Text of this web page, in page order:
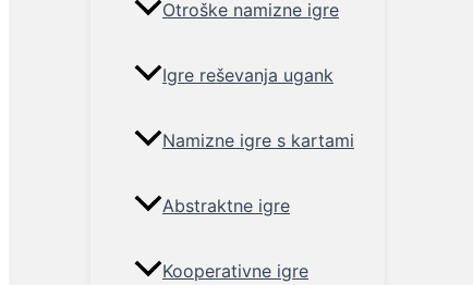
Otroške namizne igre
Igre reševanja ugank
Namizne igre s kartami
Abstraktne igre
Kooperativne igre